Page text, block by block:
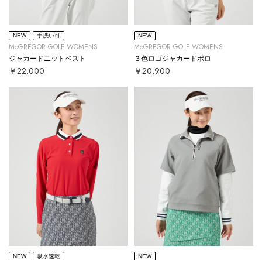
NEW 手洗い可
McGREGOR GOLF WOMENS
ジャカードニットベスト
￥22,000
NEW
McGREGOR GOLF WOMENS
３色ロゴジャカードポロ
￥20,900
NEW 吸水速乾 NEW